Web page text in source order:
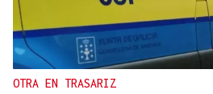
OTRA EN TRASARIZ